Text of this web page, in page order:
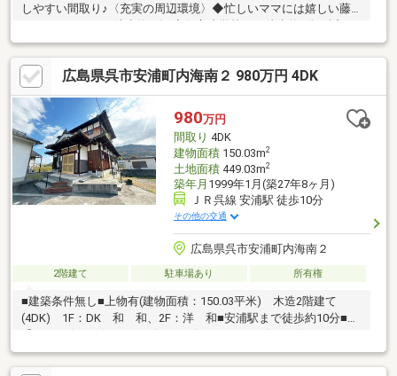
しやすい間取り♪〈充実の周辺環境〉◆忙しいママには嬉しい藤
三スーパーまで、徒歩約3分♪◆仁方小学校まで徒歩約3分と近
く、お子様も無理なく通えます♪◆仁方駅まで徒歩約9分♪通勤通
学に便利な「駅近」♪※ライフライン配管越境有 売主契約不適合
免責 分筆後面積等が確定いたします。見学ご希望の方も、まず
は資料を見たい...という方も、近鉄不動産 広島駅北営業所へお
気軽にお問合せください♪
広島県呉市安浦町内海南２ 980万円 4DK
980万円
間取り 4DK
建物面積150.03m2
土地面積449.03m2
築年月 1999年1月(築27年8ヶ月)
ＪＲ呉線 安浦駅 徒歩10分
その他の交通
広島県呉市安浦町内海南２
2階建て 駐車場あり 所有権
■建築条件無し■上物有(建物面積：150.03平米) 木造2階建て
(4DK) 1F：DK 和 和、2F：洋 和■安浦駅まで徒歩約10分■地
1(223.31㎡)